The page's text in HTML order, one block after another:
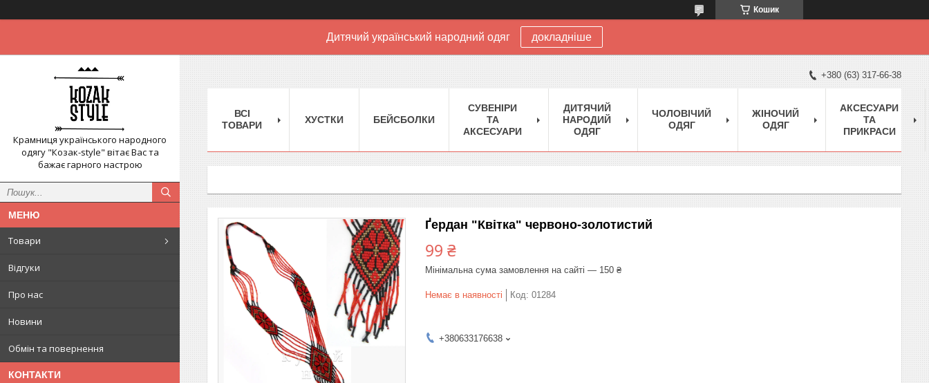
Кошик
Дитячий український народний одяг докладніше
Крамниця українського народного
одягу "Козак-style" вітає Вас та
бажає гарного настрою
Товари
Відгуки
Про нас
Новини
Обмін та повернення
КОНТАКТИ
+380 (63) 317-66-38
ВСІ
ТОВАРИ
XУСТКИ БЕЙСБОЛКИ
CУВЕНІРИ
ТА
АКСЕСУАРИ
ДИТЯЧИЙ
НАРОДИЙ
ОДЯГ
ЧОЛОВІЧИЙ
ОДЯГ
ЖІНОЧИЙ
ОДЯГ
АКСЕСУАРИ
ТА
ПРИКРАСИ
Ґердан "Квітка" червоно-золотистий
99 ₴
Мінімальна сума замовлення на сайті — 150 ₴
Немає в наявності Код: 01284
+380633176638